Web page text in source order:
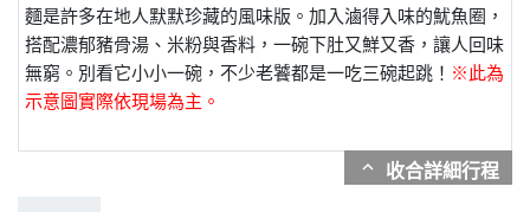
麵是許多在地人默默珍藏的風味版。加入滷得入味的魷魚圈，
搭配濃郁豬骨湯、米粉與香料，一碗下肚又鮮又香，讓人回味
無窮。別看它小小一碗，不少老饕都是一吃三碗起跳！ ※此為
示意圖實際依現場為主。
expand_more